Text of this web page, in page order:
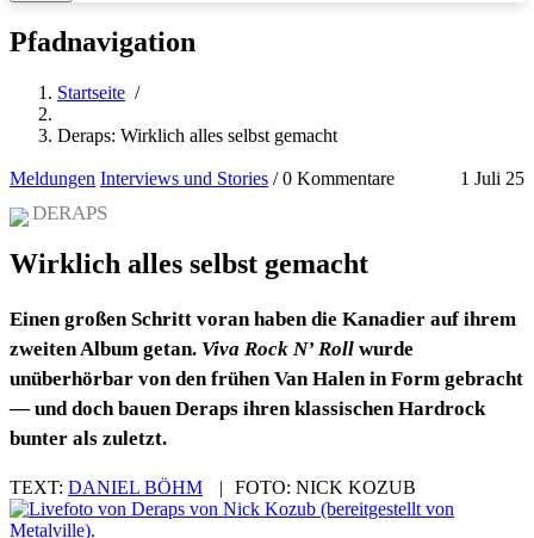
Pfadnavigation
Startseite /
Deraps: Wirklich alles selbst gemacht
Meldungen Interviews und Stories 1 Juli 25
/0 Kommentare
DERAPS
Wirklich alles selbst gemacht
Einen großen Schritt voran haben die Kanadier auf ihrem
zweiten Album getan. Viva Rock N’ Roll wurde
unüberhörbar von den frühen Van Halen in Form gebracht
— und doch bauen Deraps ihren klassischen Hardrock
bunter als zuletzt.
TEXT: DANIEL BÖHM | FOTO: NICK KOZUB